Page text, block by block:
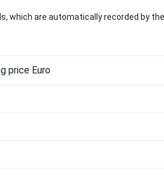
which are automatically recorded by
price Euro